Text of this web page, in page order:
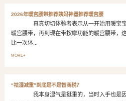
2026年暖宫腰带推荐姨妈神器推荐暖宫腰
真真切切体验者表示从一开始用暖宝宝
暖宫腰带，再到现在带按摩功能的暖宫腰带，
比一次体...
MORE+
“祛湿减重”到底是不是智商税？
我本身湿气是挺重的，当时入手也是因